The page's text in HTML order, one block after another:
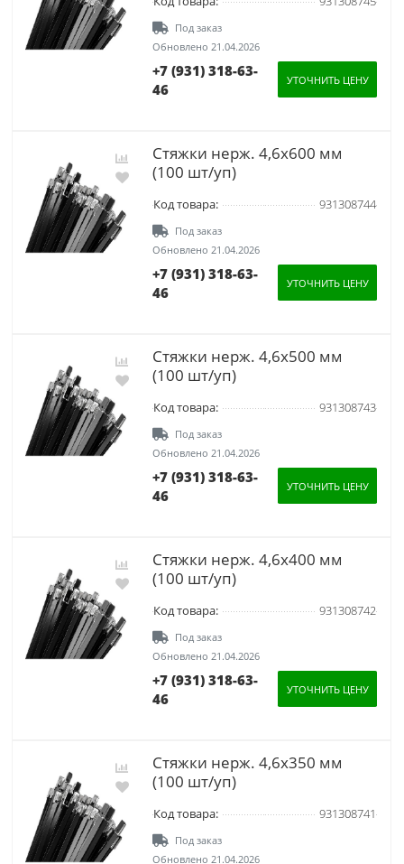
Под заказ
Обновлено 21.04.2026
+7 (931) 318-63-
46
УТОЧНИТЬ ЦЕНУ
Стяжки нерж. 4,6х600 мм
(100 шт/уп)
Код товара: 931308744
Под заказ
Обновлено 21.04.2026
+7 (931) 318-63-
46
УТОЧНИТЬ ЦЕНУ
Стяжки нерж. 4,6х500 мм
(100 шт/уп)
Код товара: 931308743
Под заказ
Обновлено 21.04.2026
+7 (931) 318-63-
46
УТОЧНИТЬ ЦЕНУ
Стяжки нерж. 4,6х400 мм
(100 шт/уп)
Код товара: 931308742
Под заказ
Обновлено 21.04.2026
+7 (931) 318-63-
46
УТОЧНИТЬ ЦЕНУ
Стяжки нерж. 4,6х350 мм
(100 шт/уп)
Код товара: 931308741
Под заказ
Обновлено 21.04.2026